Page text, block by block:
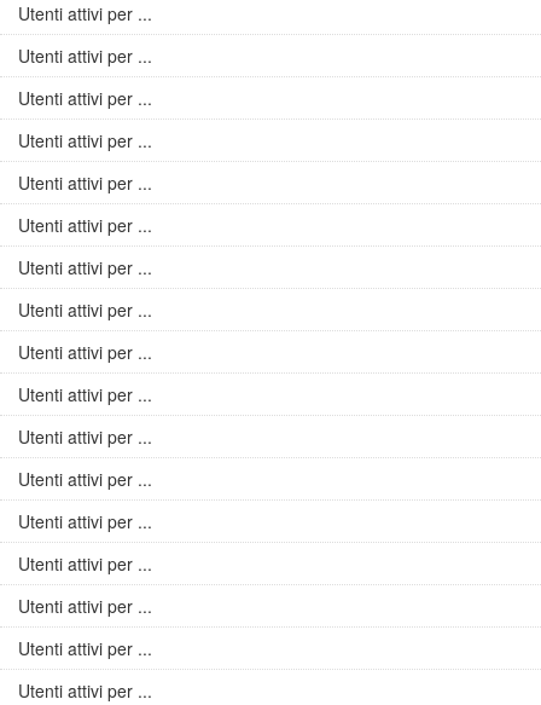
Utenti attivi per ...
Utenti attivi per ...
Utenti attivi per ...
Utenti attivi per ...
Utenti attivi per ...
Utenti attivi per ...
Utenti attivi per ...
Utenti attivi per ...
Utenti attivi per ...
Utenti attivi per ...
Utenti attivi per ...
Utenti attivi per ...
Utenti attivi per ...
Utenti attivi per ...
Utenti attivi per ...
Utenti attivi per ...
Utenti attivi per ...